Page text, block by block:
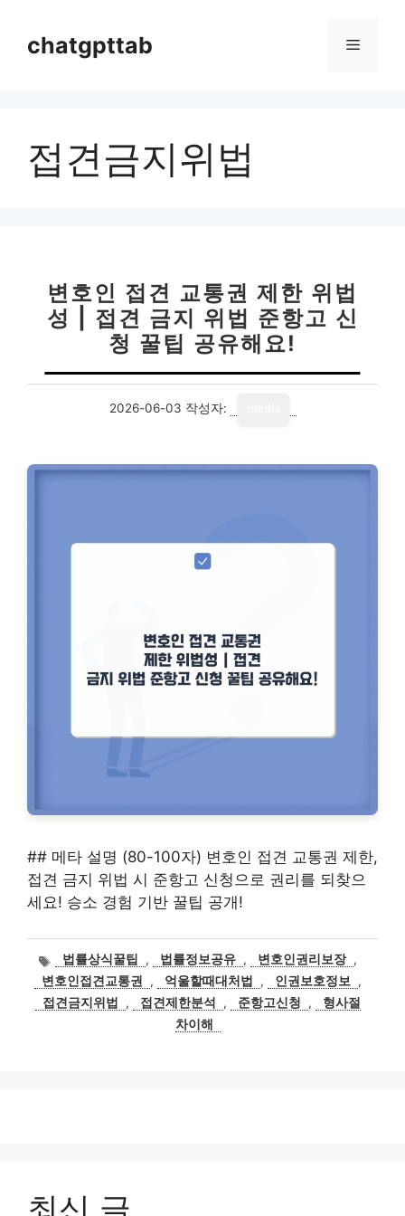
chatgpttab 메
접견금지위법
변호인 접견 교통권 제한 위법
성 | 접견 금지 위법 준항고 신
청 꿀팁 공유해요!
2026-06-03 작성자:
## 메타 설명 (80-100자) 변호인 접견 교통권 제한,
접견 금지 위법 시 준항고 신청으로 권리를 되찾으
세요! 승소 경험 기반 꿀팁 공개!
태
그
법률상식꿀팁 , 법률정보공유 , 변호인권리보장 ,
변호인접견교통권
, 억울할때대처법 , 인권보호정보
,
접견금지위법
, 접견제한분석 , 준항고신청 ,
형사절
차이해
최신 글